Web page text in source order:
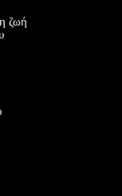
ζωή